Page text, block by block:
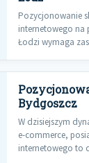
Pozycjonowanie
internetowego na
Łodzi wymaga
Bydgoszcz
W dzisiejszym
e-commerce,
internetowego to